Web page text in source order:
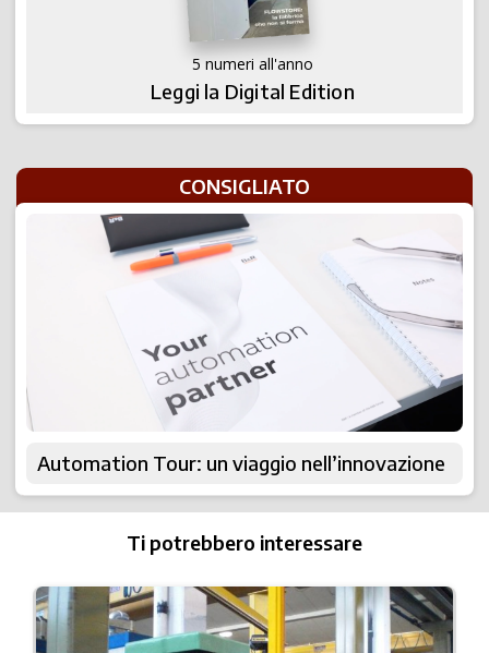
5 numeri all'anno
Leggi la Digital Edition
CONSIGLIATO
Automation Tour: un viaggio nell’innovazione
Ti potrebbero interessare